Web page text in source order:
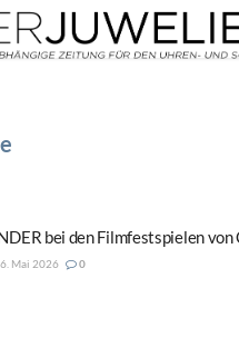
bei den Filmfestspielen von
Mai 2026 0